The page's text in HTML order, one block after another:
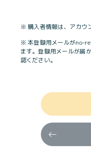
※ 購入者情報は、アカウ
※ 本登録用メールがno-
ます。登録用メールが届
認ください。